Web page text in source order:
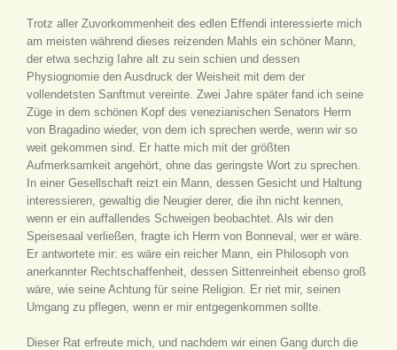
Trotz aller Zuvorkommenheit des edlen Effendi interessierte mich
am meisten während dieses reizenden Mahls ein schöner Mann,
der etwa sechzig Iahre alt zu sein schien und dessen
Physiognomie den Ausdruck der Weisheit mit dem der
vollendetsten Sanftmut vereinte. Zwei Jahre später fand ich seine
Züge in dem schönen Kopf des venezianischen Senators Herrn
von Bragadino wieder, von dem ich sprechen werde, wenn wir so
weit gekommen sind. Er hatte mich mit der größten
Aufmerksamkeit angehört, ohne das geringste Wort zu sprechen.
In einer Gesellschaft reizt ein Mann, dessen Gesicht und Haltung
interessieren, gewaltig die Neugier derer, die ihn nicht kennen,
wenn er ein auffallendes Schweigen beobachtet. Als wir den
Speisesaal verließen, fragte ich Herrn von Bonneval, wer er wäre.
Er antwortete mir: es wäre ein reicher Mann, ein Philosoph von
anerkannter Rechtschaffenheit, dessen Sittenreinheit ebenso groß
wäre, wie seine Achtung für seine Religion. Er riet mir, seinen
Umgang zu pflegen, wenn er mir entgegenkommen sollte.
Dieser Rat erfreute mich, und nachdem wir einen Gang durch die